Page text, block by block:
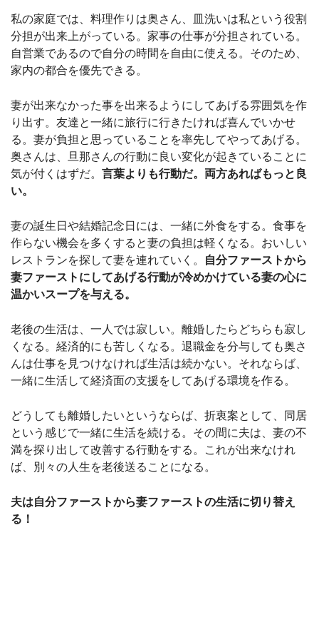
私の家庭では、料理作りは奥さん、皿洗いは私という役割
分担が出来上がっている。家事の仕事が分担されている。
自営業であるので自分の時間を自由に使える。そのため、
家内の都合を優先できる。
妻が出来なかった事を出来るようにしてあげる雰囲気を作
り出す。友達と一緒に旅行に行きたければ喜んでいかせ
る。妻が負担と思っていることを率先してやってあげる。
奥さんは、旦那さんの行動に良い変化が起きていることに
気が付くはずだ。 言葉よりも行動だ。両方あればもっと良
い。
妻の誕生日や結婚記念日には、一緒に外食をする。食事を
作らない機会を多くすると妻の負担は軽くなる。おいしい
レストランを探して妻を連れていく。
自分ファーストから
妻ファーストにしてあげる行動が冷めかけている妻の心に
温かいスープを与える。
老後の生活は、一人では寂しい。離婚したらどちらも寂し
くなる。経済的にも苦しくなる。退職金を分与しても奥さ
んは仕事を見つけなければ生活は続かない。それならば、
一緒に生活して経済面の支援をしてあげる環境を作る。
どうしても離婚したいというならば、折衷案として、同居
という感じで一緒に生活を続ける。その間に夫は、妻の不
満を探り出して改善する行動をする。これが出来なけれ
ば、別々の人生を老後送ることになる。
夫は自分ファーストから妻ファーストの生活に切り替え
る！